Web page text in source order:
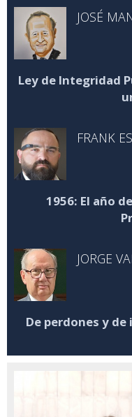
JOSÉ
Ley de Integridad
FRANK
1956: El año
JORGE
De perdones y